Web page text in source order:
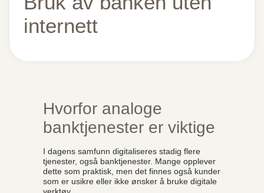
internett
Hvorfor analoge
banktjenester er viktige
I dagens samfunn digitaliseres stadig flere
tjenester, også banktjenester. Mange opplever
dette som praktisk, men det finnes også kunder
som er usikre eller ikke ønsker å bruke digitale